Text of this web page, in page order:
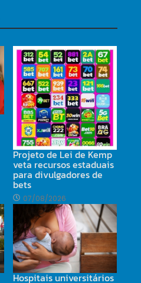
Projeto de Lei de Kemp
veta recursos estaduais
para divulgadores de
bets
07/08/2026
Hospitais universitários